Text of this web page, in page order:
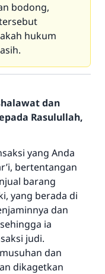
bodong,
hukum
dan
Rasulullah,
yang Anda
bertentangan
barang
yang berada di
dan
ia
judi.
dan
dikagetkan